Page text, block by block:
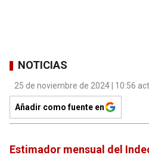
NOTICIAS
25 de noviembre de 2024 | 10:56
Añadir como fuente en
Estimador mensual del